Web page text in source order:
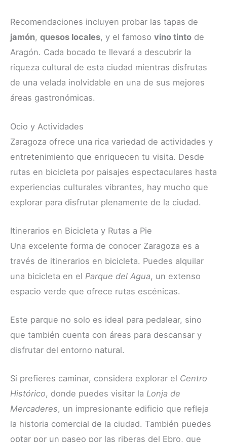
Recomendaciones incluyen probar las tapas de
jamón, quesos locales, y el famoso vino tinto de
Aragón. Cada bocado te llevará a descubrir la
riqueza cultural de esta ciudad mientras disfrutas
de una velada inolvidable en una de sus mejores
áreas gastronómicas.
Ocio y Actividades
Zaragoza ofrece una rica variedad de actividades y
entretenimiento que enriquecen tu visita. Desde
rutas en bicicleta por paisajes espectaculares hasta
experiencias culturales vibrantes, hay mucho que
explorar para disfrutar plenamente de la ciudad.
Itinerarios en Bicicleta y Rutas a Pie
Una excelente forma de conocer Zaragoza es a
través de itinerarios en bicicleta. Puedes alquilar
una bicicleta en el Parque del Agua, un extenso
espacio verde que ofrece rutas escénicas.
Este parque no solo es ideal para pedalear, sino
que también cuenta con áreas para descansar y
disfrutar del entorno natural.
Si prefieres caminar, considera explorar el Centro
Histórico, donde puedes visitar la Lonja de
Mercaderes, un impresionante edificio que refleja
la historia comercial de la ciudad. También puedes
optar por un paseo por las riberas del Ebro, que